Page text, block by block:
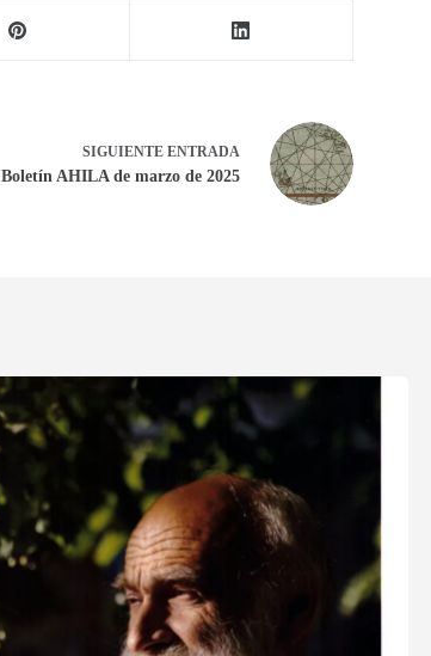
SIGUIENTE ENTRADA
Boletín AHILA de marzo de 2025